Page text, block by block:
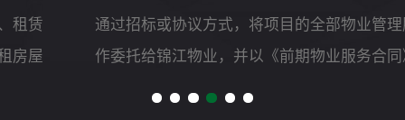
通过招标或协议方式，将项目的全部物业管理服务工
作委托给锦江物业，并以《前期物业服务合同》的形